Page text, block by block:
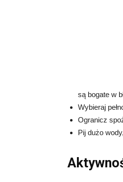
są bogate w
Wybieraj
Ogranicz
Pij dużo